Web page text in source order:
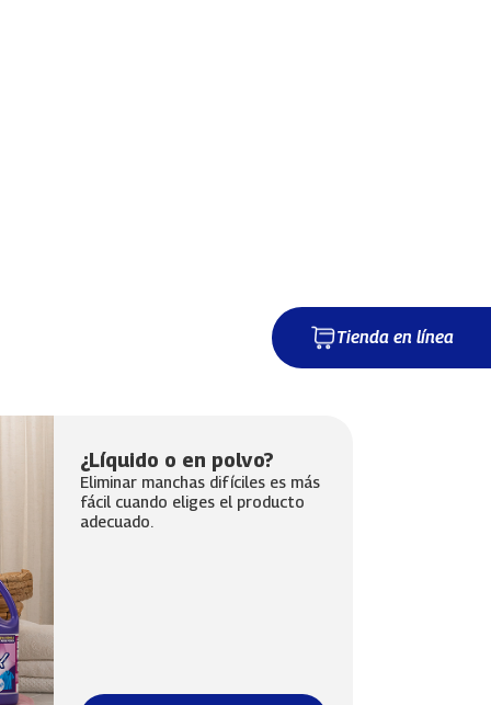
Tienda en línea
¿Líquido o en polvo?
Eliminar manchas difíciles es más
fácil cuando eliges el producto
adecuado.